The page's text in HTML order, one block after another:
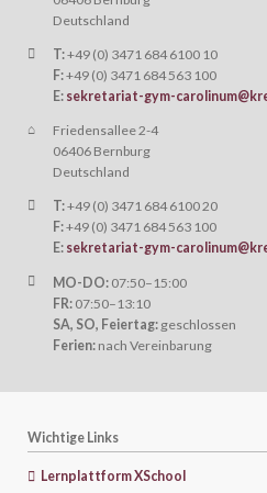
Deutschland
T:+49 (0) 3471 684 6100 10
F:+49 (0) 3471 684 563 100
E: sekretariat-gym-
Friedensallee 2-4
06406 Bernburg
Deutschland
T:+49 (0) 3471 684 6100 20
F:+49 (0) 3471 684 563 100
E: sekretariat-gym-
MO-DO:07:50–15:00
FR:07:50–13:10
SA, SO, Feiertag:geschlossen
Ferien:nach Vereinbarung
Wichtige Links
Lernplattform XSchool